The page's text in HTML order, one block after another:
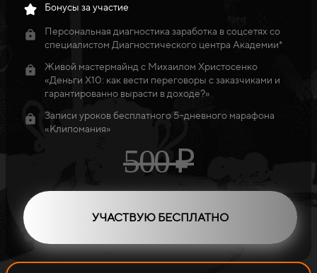
Бонусы за участие
Персональная диагностика заработка в соцсетях со
специалистом Диагностического центра Академии*
Живой мастермайнд с Михаилом Христосенко
«Деньги Х10: как вести переговоры с заказчиками и
гарантированно вырасти в доходе?»
Записи уроков бесплатного 5-дневного марафона
«Клипомания»
500 ₽
УЧАСТВУЮ БЕСПЛАТНО